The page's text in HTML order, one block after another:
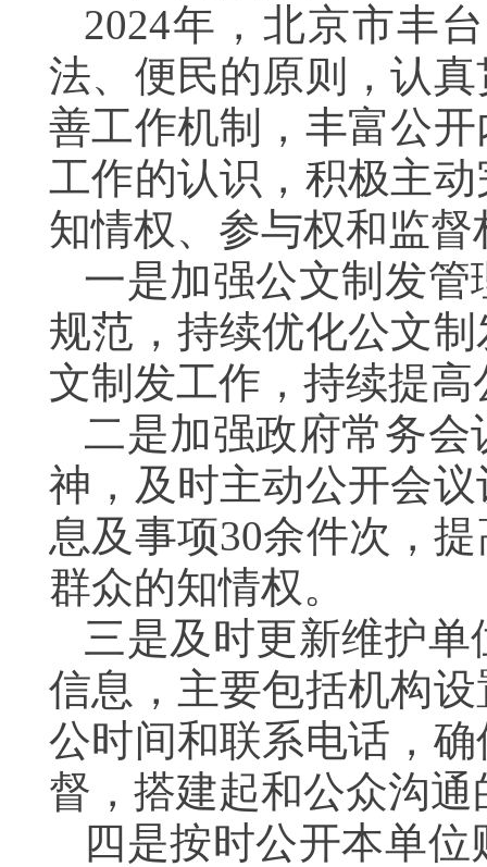
2024年，北京市丰
法、便民的原则，认
善工作机制，丰富公
工作的认识，积极主
知情权、参与权和监督
一是加强公文制发
规范，持续优化公文
文制发工作，持续提
二是加强政府常务
神，及时主动公开会
息及事项30余件次，
群众的知情权。
三是及时更新维护
信息，主要包括机构
公时间和联系电话，
督，搭建起和公众沟通
四是按时公开本单